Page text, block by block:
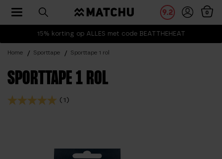
15% korting op ALLES met code BEATTHEHEAT
9.2 0
Toggle navigation
Home Sporttape Sporttape 1 rol
SPORTTAPE 1 ROL
(1)